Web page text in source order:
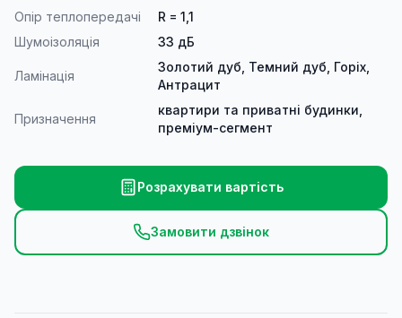
Опір теплопередачі
R = 1,1
Шумоізоляція
33 дБ
Ламінація
Золотий дуб, Темний дуб, Горіх,
Антрацит
Призначення
квартири та приватні будинки,
преміум-сегмент
Розрахувати вартість
Замовити дзвінок